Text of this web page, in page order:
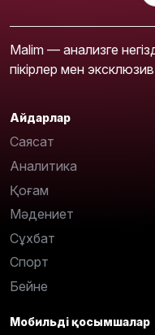
Malim — анализге
пікірлер мен
Айдарлар
Саясат
Аналитика
Қоғам
Мәдениет
Сұхбат
Спорт
Бейне
Мобильді қосымшалар